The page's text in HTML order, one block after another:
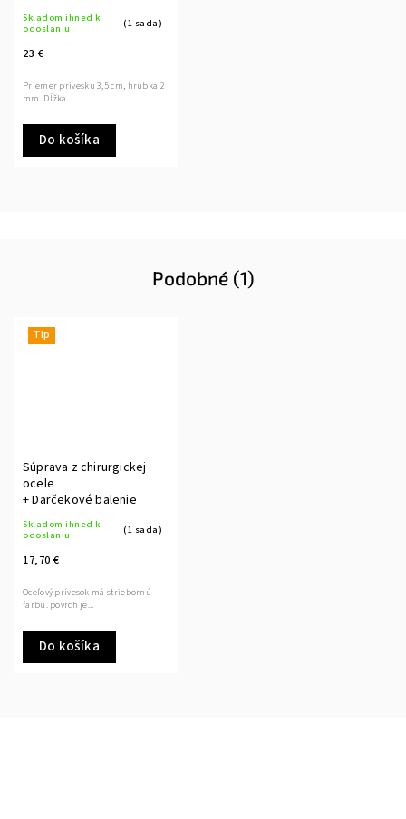
Skladom ihneď k
odoslaniu
(1 sada)
23 €
Do košíka
Priemer prívesku 3,5 cm, hrúbka 2
mm. Dĺžka...
Podobné (1)
Tip
Súprava z chirurgickej
ocele
+ Darčekové balenie
Skladom ihneď k
odoslaniu
(1 sada)
17,70 €
Do košíka
Oceľový prívesok má striebornú
farbu. povrch je...